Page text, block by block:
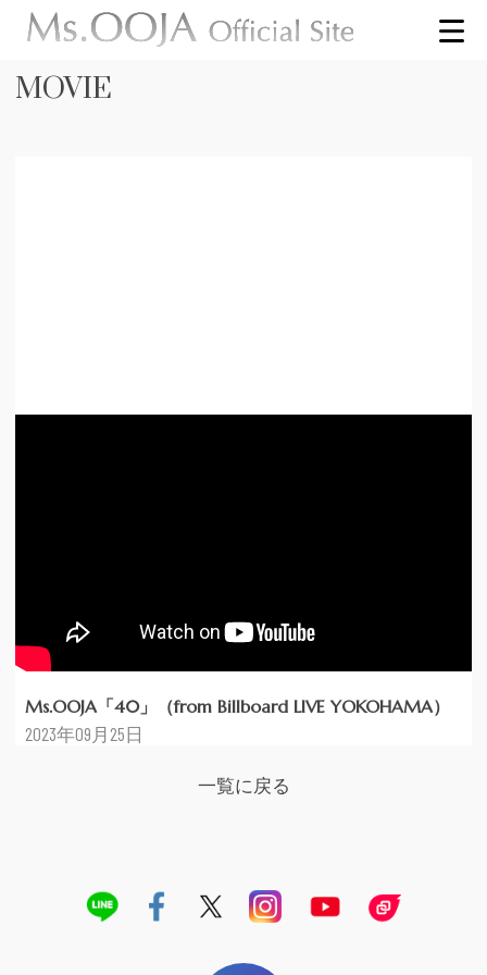
MOVIE
Ms.OOJA「40」（from Billboard LIVE YOKOHAMA）
2023年09月25日
一覧に戻る